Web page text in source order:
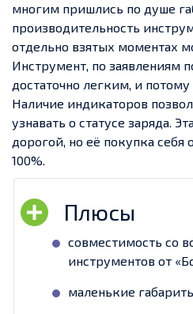
многим пришлись по душе
производительность
отдельно взятых моментах
Инструмент, по заявлениям
достаточно легким, и
Наличие индикаторов
узнавать о статусе заряда.
дорогой, но её покупка себя
100%.
совместимость со
инструментов от
маленькие